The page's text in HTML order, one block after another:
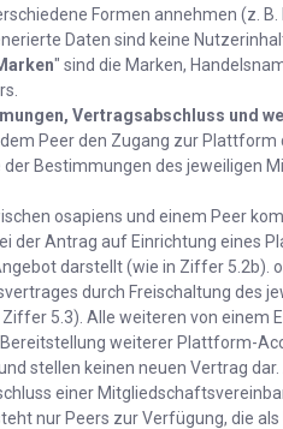
Formen annehmen (z.
Daten sind keine
" sind die Marken,
Vertragsabschluss und
Peer den Zugang zur
Bestimmungen des jeweiligen
osapiens und einem Peer
der Antrag auf Einrichtung eines
darstellt (wie in Ziffer 5.2b).
durch Freischaltung des
Ziffer 5.3). Alle weiteren von
weiterer Plattform-
stellen keinen neuen Vertrag
einer
nur Peers zur Verfügung, die